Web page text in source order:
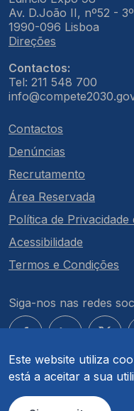
Este website utiliza
está a aceitar a sua
Av. D.João II, nº52 -
1990-096 Lisboa
Direções
Contactos:
Tel: 211 548 700
Contactos
Denúncias
Recrutamento
Área Reservada
Política de Privacidade
Acessibilidade
Termos e Condições
Siga-nos nas redes
© COMPETE 2030. Todos